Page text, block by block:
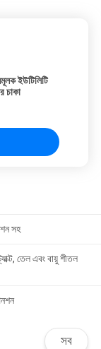
ইউটিলিটি
চাকা
সহ
তেল এবং বায়ু শীতল
সব